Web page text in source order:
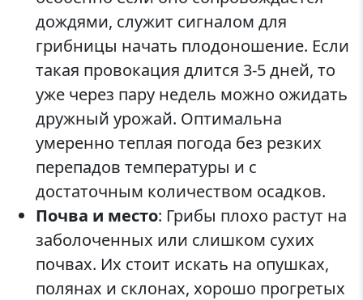
дождями, служит сигналом для
грибницы начать плодоношение. Если
такая провокация длится 3-5 дней, то
уже через пару недель можно ожидать
дружный урожай. Оптимальна
умеренно теплая погода без резких
перепадов температуры и с
достаточным количеством осадков.
Почва и место: Грибы плохо растут на
заболоченных или слишком сухих
почвах. Их стоит искать на опушках,
полянах и склонах, хорошо прогретых